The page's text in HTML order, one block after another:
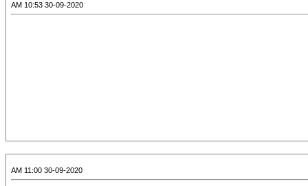
30-09-2020 10:53 AM
30-09-2020 11:00 AM